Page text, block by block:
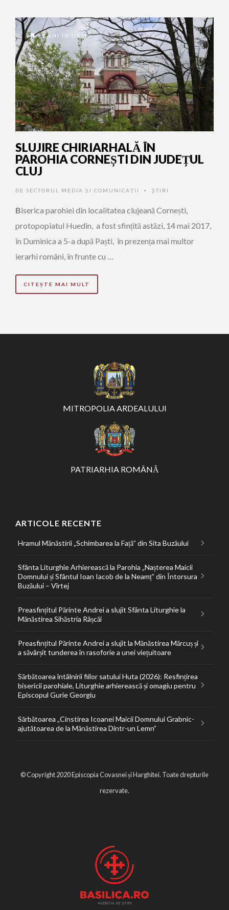
9 ANI ÎN URMĂ
SLUJIRE CHIRIARHALĂ ÎN
PAROHIA CORNEȘTI DIN JUDEȚUL
CLUJ
DE SECTORUL MEDIA ȘI COMUNICAȚII • ŞTIRI
Biserica parohiei din localitatea clujeană Cornești,
protopopiatul Huedin, a fost sfințită astăzi, 14 mai 2017,
în Duminica a 5-a după Paști, în prezența mai multor
ierarhi români, în frunte cu …
CITEȘTE MAI MULT
MITROPOLIA ARDEALULUI
PATRIARHIA ROMÂNĂ
ARTICOLE RECENTE
Hramul Mănăstirii „Schimbarea la Față” din Sita Buzăului
Sfânta Liturghie Arhierească la Parohia „Nașterea Maicii
Domnului și Sfântul Ioan Iacob de la Neamț” din Întorsura
Buzăului – Vîrtej
Preasfințitul Părinte Andrei a slujit Sfânta Liturghie la
Mănăstirea Sihăstria Râșcăi
Preasfințitul Părinte Andrei a slujit la Mănăstirea Mărcuș și
a săvârșit tunderea în rasoforie a unei viețuitoare
Sărbătoarea întâlnirii fiilor satului Huta (2026): Resfințirea
bisericii parohiale, Liturghie arhierească și omagiu pentru
Episcopul Gurie Georgiu
Sărbătoarea „Cinstirea Icoanei Maicii Domnului Grabnic-
ajutătoarea de la Mănăstirea Dintr-un Lemn”
© Copyright 2020 Episcopia Covasnei și Harghitei. Toate drepturile
rezervate.